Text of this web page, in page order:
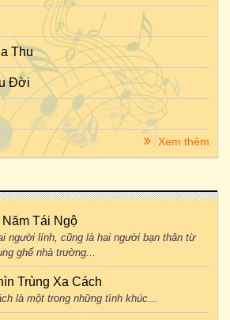
Thu
Đời
Xem thêm
Tái Ngộ
người lính, cũng là hai người bạn thân từ
ghế nhà trường...
Trùng Xa Cách
là một trong những tình khúc...